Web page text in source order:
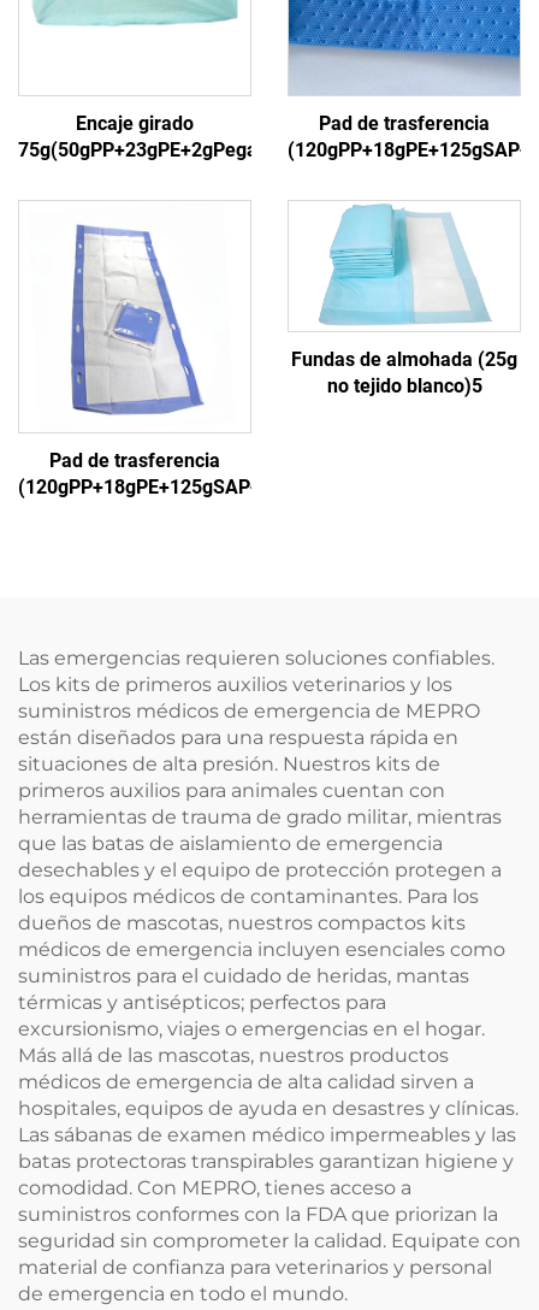
Encaje girado
75g(50gPP+23gPE+2gPegamento)3
Pad de trasferencia
Pad de trasferencia
(120gPP+18gPE+125gSAP+18gPP)5
Fundas de almohada (25g
no tejido blanco)5
Las emergencias requieren soluciones confiables.
Los kits de primeros auxilios veterinarios y los
suministros médicos de emergencia de MEPRO
están diseñados para una respuesta rápida en
situaciones de alta presión. Nuestros kits de
primeros auxilios para animales cuentan con
herramientas de trauma de grado militar, mientras
que las batas de aislamiento de emergencia
desechables y el equipo de protección protegen a
los equipos médicos de contaminantes. Para los
dueños de mascotas, nuestros compactos kits
médicos de emergencia incluyen esenciales como
suministros para el cuidado de heridas, mantas
térmicas y antisépticos; perfectos para
excursionismo, viajes o emergencias en el hogar.
Más allá de las mascotas, nuestros productos
médicos de emergencia de alta calidad sirven a
hospitales, equipos de ayuda en desastres y clínicas.
Las sábanas de examen médico impermeables y las
batas protectoras transpirables garantizan higiene y
comodidad. Con MEPRO, tienes acceso a
suministros conformes con la FDA que priorizan la
seguridad sin comprometer la calidad. Equipate con
material de confianza para veterinarios y personal
de emergencia en todo el mundo.